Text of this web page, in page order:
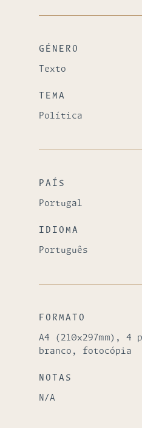
GÉNERO
Texto
TEMA
Política
PAÍS
Portugal
IDIOMA
Português
FORMATO
A4 (210x297mm),
branco, fotocópia
NOTAS
N/A